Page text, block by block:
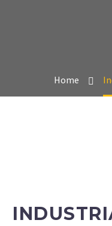
Home